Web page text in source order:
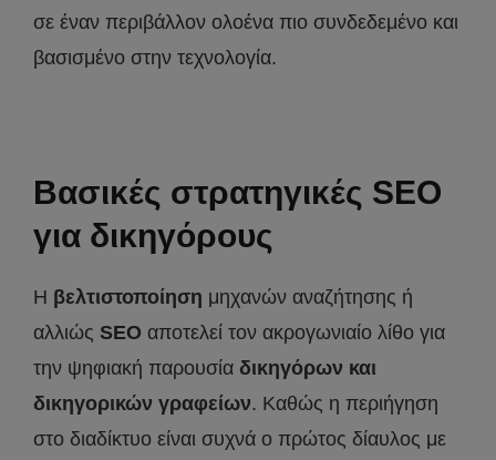
σε έναν περιβάλλον ολοένα πιο συνδεδεμένο και
βασισμένο στην τεχνολογία.
Βασικές στρατηγικές SEO
για δικηγόρους
Η βελτιστοποίηση μηχανών αναζήτησης ή
αλλιώς SEO αποτελεί τον ακρογωνιαίο λίθο για
την ψηφιακή παρουσία δικηγόρων και
δικηγορικών γραφείων. Καθώς η περιήγηση
στο διαδίκτυο είναι συχνά ο πρώτος δίαυλος με